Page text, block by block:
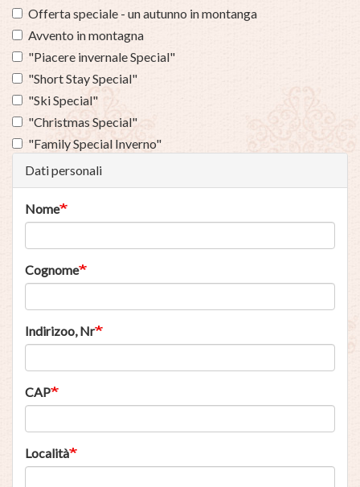
Offerta speciale - un autunno in montanga
Avvento in montagna
"Piacere invernale Special"
"Short Stay Special"
"Ski Special"
"Christmas Special"
"Family Special Inverno"
Dati personali
Nome
Cognome
Indirizoo, Nr
CAP
Località